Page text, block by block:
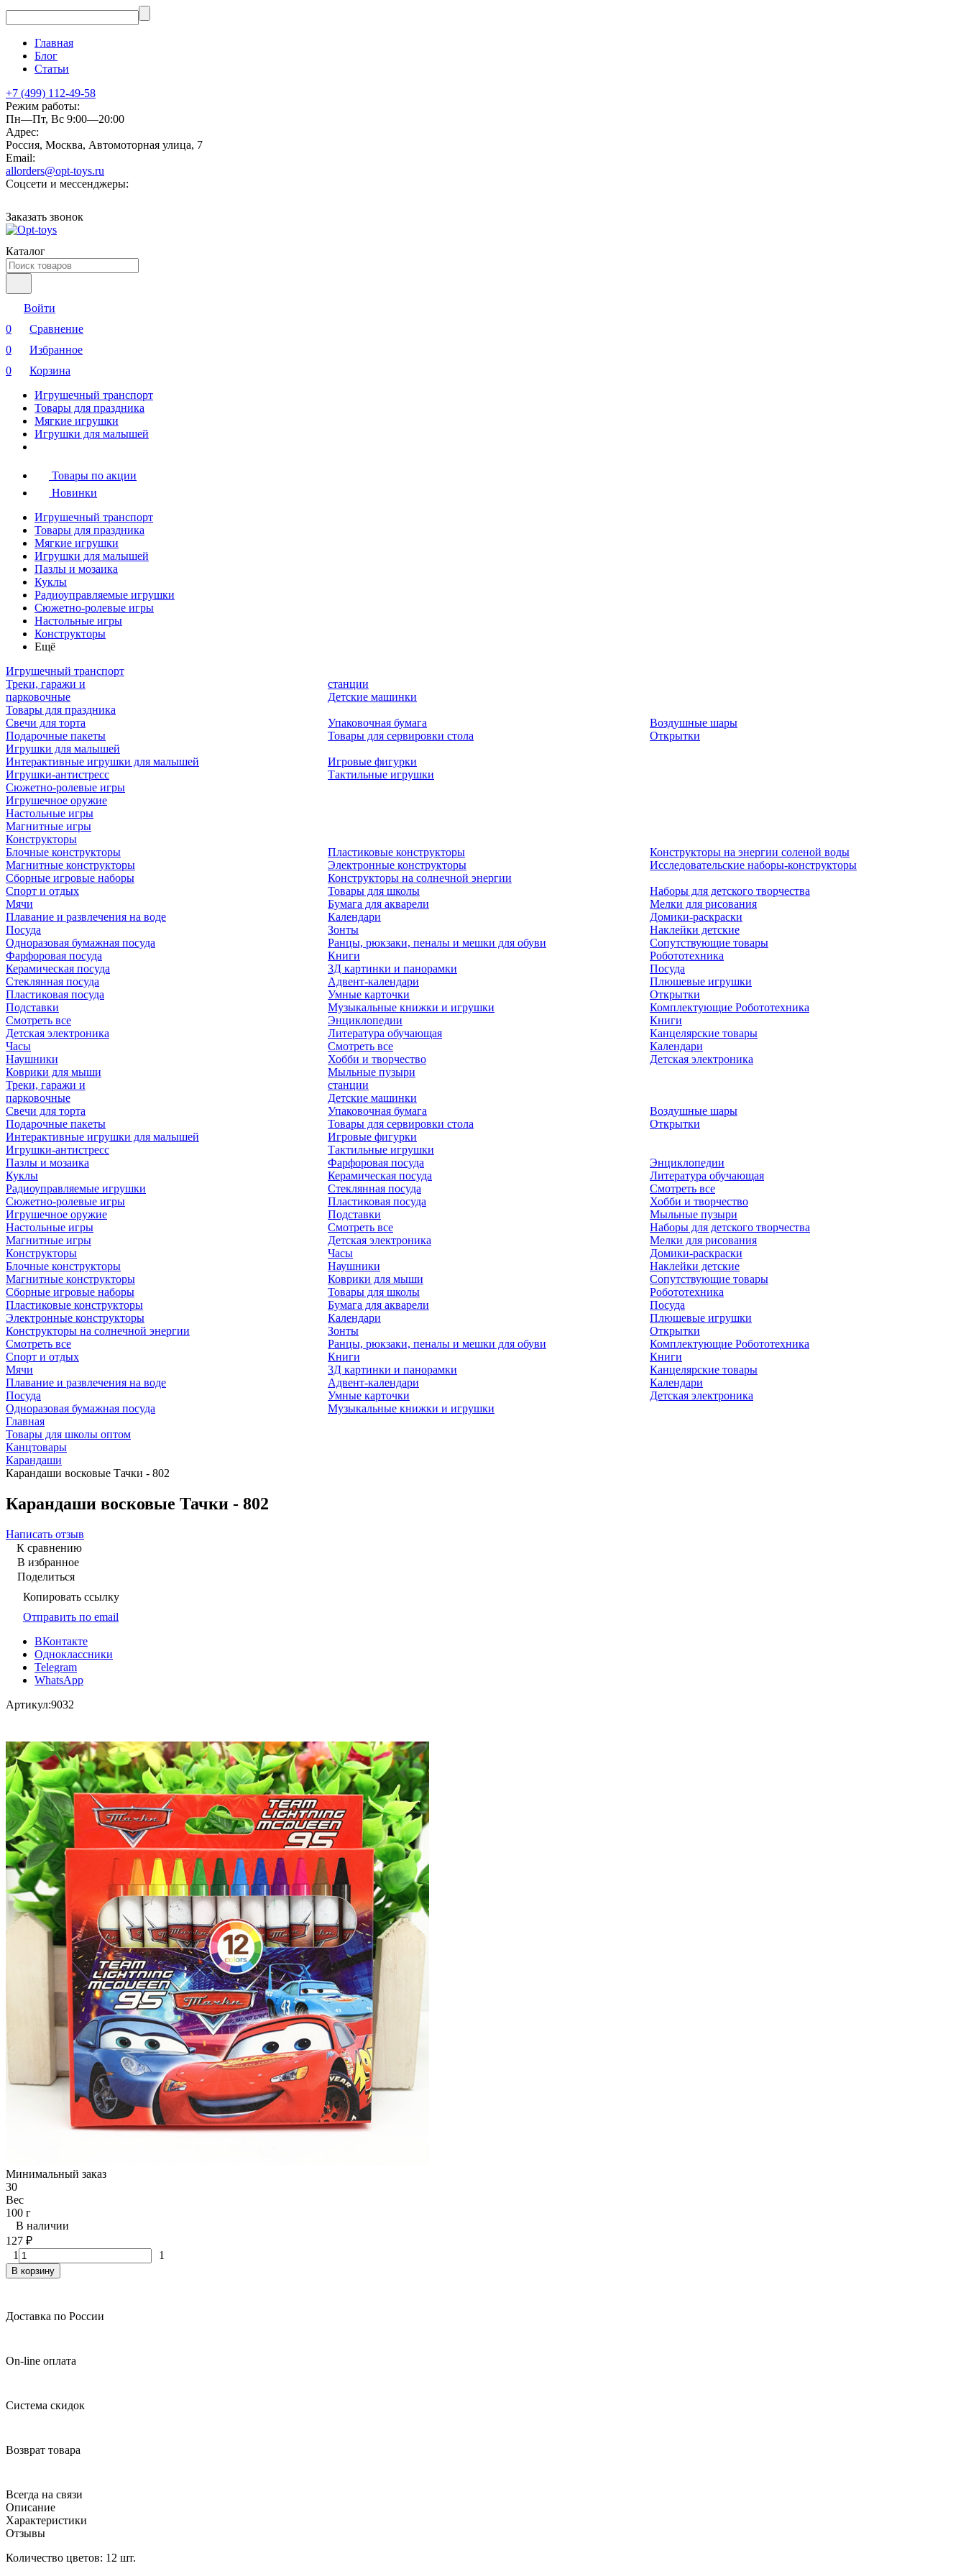
Главная
Блог
Статьи
+7 (499) 112-49-58
Режим работы:
Пн—Пт, Вс 9:00—20:00
Адрес:
Россия, Москва, Автомоторная улица, 7
Email:
allorders@opt-toys.ru
Соцсети и мессенджеры:
Заказать звонок
Каталог
Войти
0
Сравнение
0
Избранное
0
Корзина
Игрушечный транспорт
Товары для праздника
Мягкие игрушки
Игрушки для малышей
Товары по акции
Новинки
Игрушечный транспорт
Товары для праздника
Мягкие игрушки
Игрушки для малышей
Пазлы и мозаика
Куклы
Радиоуправляемые игрушки
Сюжетно-ролевые игры
Настольные игры
Конструкторы
Ещё
Игрушечный транспорт
Треки, гаражи и
парковочные
станции
Детские машинки
Товары для праздника
Свечи для торта
Подарочные пакеты
Упаковочная бумага
Товары для сервировки стола
Воздушные шары
Открытки
Игрушки для малышей
Интерактивные игрушки для малышей
Игрушки-антистресс
Игровые фигурки
Тактильные игрушки
Сюжетно-ролевые игры
Игрушечное оружие
Настольные игры
Магнитные игры
Конструкторы
Блочные конструкторы
Магнитные конструкторы
Сборные игровые наборы
Пластиковые конструкторы
Электронные конструкторы
Конструкторы на солнечной энергии
Конструкторы на энергии соленой воды
Исследовательские наборы-конструкторы
Спорт и отдых
Мячи
Плавание и развлечения на воде
Посуда
Одноразовая бумажная посуда
Фарфоровая посуда
Керамическая посуда
Стеклянная посуда
Пластиковая посуда
Подставки
Смотреть все
Детская электроника
Часы
Наушники
Коврики для мыши
Товары для школы
Бумага для акварели
Календари
Зонты
Ранцы, рюкзаки, пеналы и мешки для обуви
Книги
3Д картинки и панорамки
Адвент-календари
Умные карточки
Музыкальные книжки и игрушки
Энциклопедии
Литература обучающая
Смотреть все
Хобби и творчество
Мыльные пузыри
Наборы для детского творчества
Мелки для рисования
Домики-раскраски
Наклейки детские
Сопутствующие товары
Робототехника
Посуда
Плюшевые игрушки
Открытки
Комплектующие Робототехника
Книги
Канцелярские товары
Календари
Детская электроника
Треки, гаражи и
парковочные
станции
Детские машинки
Свечи для торта
Подарочные пакеты
Упаковочная бумага
Товары для сервировки стола
Воздушные шары
Открытки
Интерактивные игрушки для малышей
Игрушки-антистресс
Игровые фигурки
Тактильные игрушки
Пазлы и мозаика
Куклы
Радиоуправляемые игрушки
Сюжетно-ролевые игры
Игрушечное оружие
Настольные игры
Магнитные игры
Конструкторы
Блочные конструкторы
Магнитные конструкторы
Сборные игровые наборы
Пластиковые конструкторы
Электронные конструкторы
Конструкторы на солнечной энергии
Смотреть все
Спорт и отдых
Мячи
Плавание и развлечения на воде
Посуда
Одноразовая бумажная посуда
Фарфоровая посуда
Керамическая посуда
Стеклянная посуда
Пластиковая посуда
Подставки
Смотреть все
Детская электроника
Часы
Наушники
Коврики для мыши
Товары для школы
Бумага для акварели
Календари
Зонты
Ранцы, рюкзаки, пеналы и мешки для обуви
Книги
3Д картинки и панорамки
Адвент-календари
Умные карточки
Музыкальные книжки и игрушки
Энциклопедии
Литература обучающая
Смотреть все
Хобби и творчество
Мыльные пузыри
Наборы для детского творчества
Мелки для рисования
Домики-раскраски
Наклейки детские
Сопутствующие товары
Робототехника
Посуда
Плюшевые игрушки
Открытки
Комплектующие Робототехника
Книги
Канцелярские товары
Календари
Детская электроника
Главная
Товары для школы оптом
Канцтовары
Карандаши
Карандаши восковые Тачки - 802
Карандаши восковые Тачки - 802
Написать отзыв
К сравнению
В избранное
Поделиться
Копировать ссылку
Отправить по email
ВКонтакте
Одноклассники
Telegram
WhatsApp
Артикул:9032
Минимальный заказ
30
Вес
100 г
В наличии
127 ₽
1
1
В корзину
Доставка по России
On-line оплата
Система скидок
Возврат товара
Всегда на связи
Описание
Характеристики
Отзывы
Количество цветов: 12 шт.